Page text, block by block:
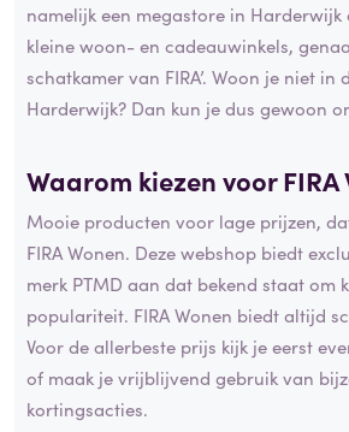
namelijk een megastore in Harderwijk
kleine woon- en cadeauwinkels,
schatkamer van FIRA’. Woon je niet in
Harderwijk? Dan kun je dus gewoon
Waarom kiezen voor FIRA
Mooie producten voor lage prijzen,
FIRA Wonen. Deze webshop biedt
merk PTMD aan dat bekend staat om
populariteit. FIRA Wonen biedt altijd
Voor de allerbeste prijs kijk je eerst
of maak je vrijblijvend gebruik van
kortingsacties.